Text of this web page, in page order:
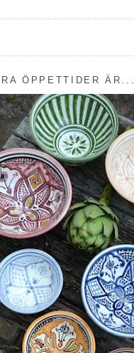
ÖPPETTIDER ÄR...